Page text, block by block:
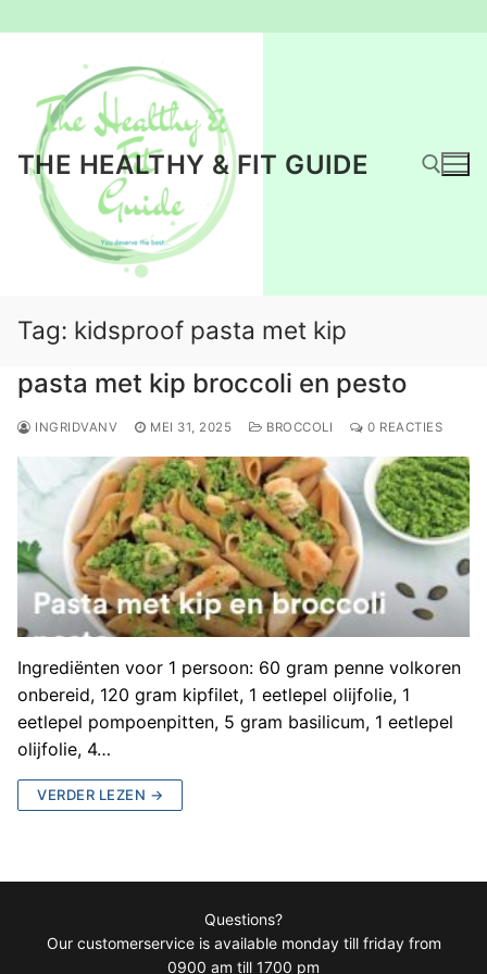
inhoud
THE HEALTHY & FIT GUIDE
Tag: kidsproof pasta met kip
pasta met kip broccoli en pesto
INGRIDVANV MEI 31, 2025 BROCCOLI 0 REACTIES
Ingrediënten voor 1 persoon: 60 gram penne volkoren
onbereid, 120 gram kipfilet, 1 eetlepel olijfolie, 1
eetlepel pompoenpitten, 5 gram basilicum, 1 eetlepel
olijfolie, 4…
VERDER LEZEN →
Questions?
Our customerservice is available monday till friday from
0900 am till 1700 pm